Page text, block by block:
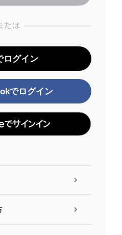
たは
ログイン
でログイン
サインイン